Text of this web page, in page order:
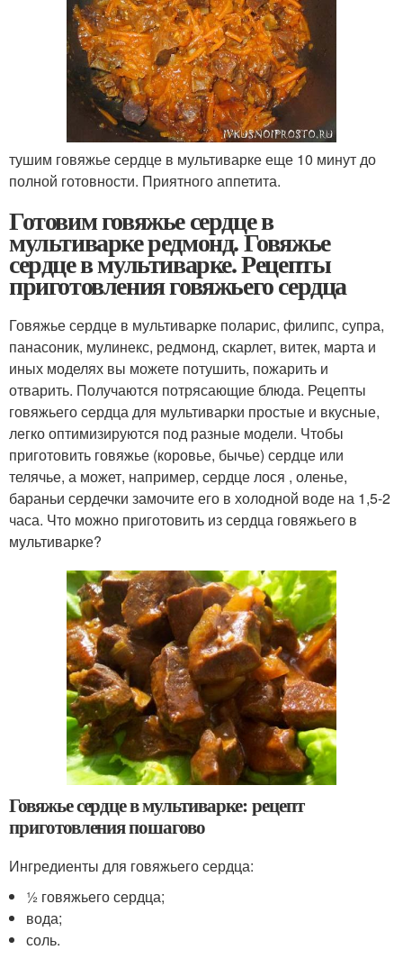
тушим говяжье сердце в мультиварке еще 10 минут до
полной готовности. Приятного аппетита.
Готовим говяжье сердце в
мультиварке редмонд. Говяжье
сердце в мультиварке. Рецепты
приготовления говяжьего сердца
Говяжье сердце в мультиварке поларис, филипс, супра,
панасоник, мулинекс, редмонд, скарлет, витек, марта и
иных моделях вы можете потушить, пожарить и
отварить. Получаются потрясающие блюда. Рецепты
говяжьего сердца для мультиварки простые и вкусные,
легко оптимизируются под разные модели. Чтобы
приготовить говяжье (коровье, бычье) сердце или
телячье, а может, например, сердце лося , оленье,
бараньи сердечки замочите его в холодной воде на 1,5-2
часа. Что можно приготовить из сердца говяжьего в
мультиварке?
Говяжье сердце в мультиварке: рецепт
приготовления пошагово
Ингредиенты для говяжьего сердца:
½ говяжьего сердца;
вода;
соль.